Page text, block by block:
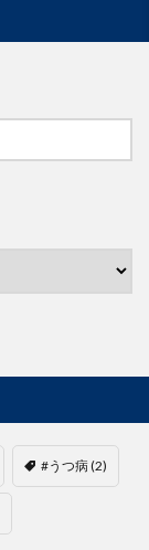
#うつ病(2)